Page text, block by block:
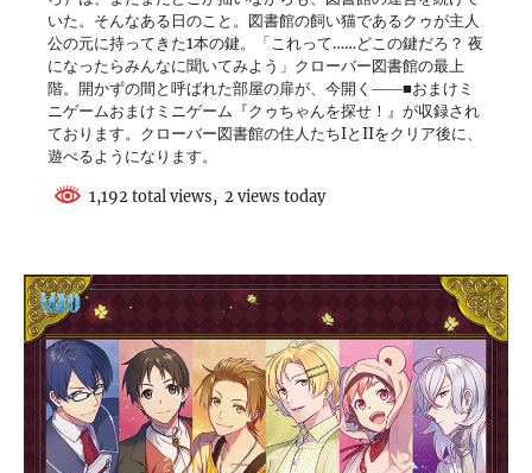
いた。そんなある日のこと。図書館の飼い猫であるクゥが主人
公の元に持ってきた1本の鍵。「これって……どこの鍵だろ？ 夜
になったらみんなに聞いてみよう」クローバー図書館の最上
階。開かずの間と呼ばれた部屋の扉が、今開く――■おまけミ
ニゲームおまけミニゲーム『クゥちゃんを探せ！』が収録され
ております。クローバー図書館の住人たちIとIIをクリア後に、
遊べるようになります。
1,192 total views, 2 views today